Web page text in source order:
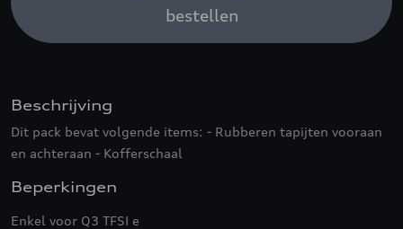
bestellen
Beschrijving
Dit pack bevat volgende items: - Rubberen tapijten vooraan
en achteraan - Kofferschaal
Beperkingen
Enkel voor Q3 TFSI e